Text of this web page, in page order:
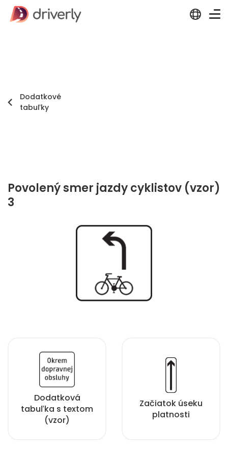
Dodatkové
tabuľky
Povolený smer jazdy cyklistov (vzor)
3
Dodatková
tabuľka s textom
(vzor)
Začiatok úseku
platnosti